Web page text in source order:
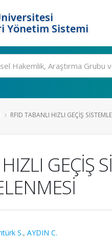
Yönetim Sistemi
RFID TABANLI HIZLI GEÇİŞ
GEÇİŞ
S., AYDIN C.